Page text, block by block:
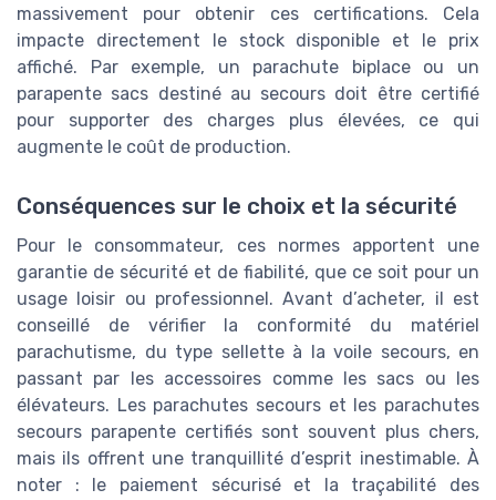
massivement pour obtenir ces certifications. Cela
impacte directement le stock disponible et le prix
affiché. Par exemple, un parachute biplace ou un
parapente sacs destiné au secours doit être certifié
pour supporter des charges plus élevées, ce qui
augmente le coût de production.
Conséquences sur le choix et la sécurité
Pour le consommateur, ces normes apportent une
garantie de sécurité et de fiabilité, que ce soit pour un
usage loisir ou professionnel. Avant d’acheter, il est
conseillé de vérifier la conformité du matériel
parachutisme, du type sellette à la voile secours, en
passant par les accessoires comme les sacs ou les
élévateurs. Les parachutes secours et les parachutes
secours parapente certifiés sont souvent plus chers,
mais ils offrent une tranquillité d’esprit inestimable. À
noter : le paiement sécurisé et la traçabilité des